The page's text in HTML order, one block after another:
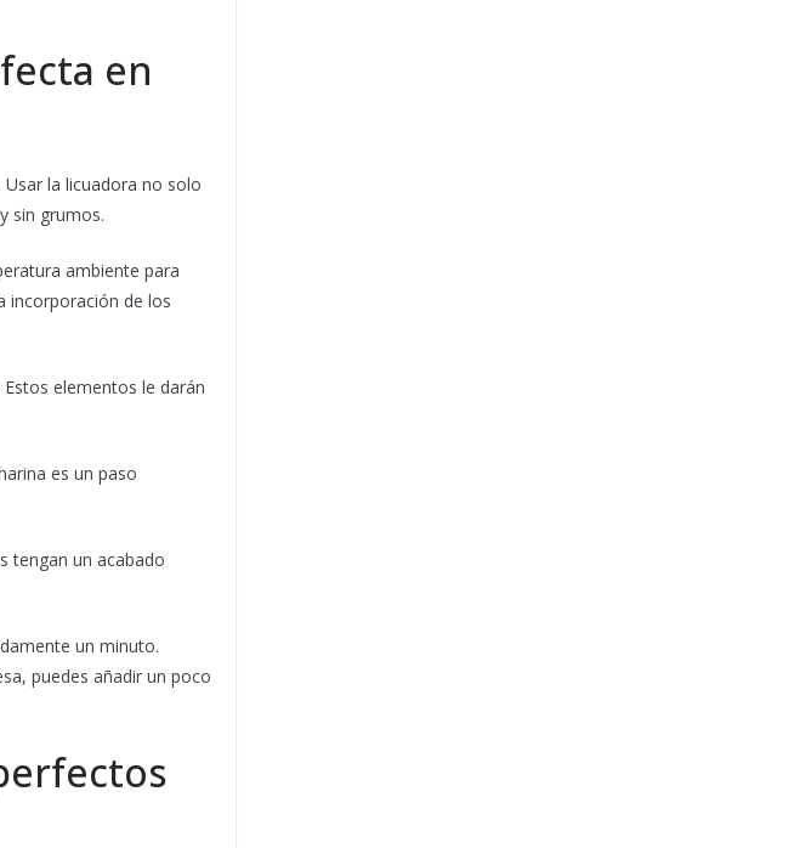
en
la licuadora no solo
sin grumos.
ambiente para
incorporación de los
elementos le darán
es un paso
tengan un acabado
un minuto.
puedes añadir un poco